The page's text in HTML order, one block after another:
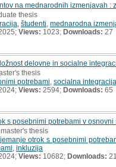
na mednarodnih izmenjavah :
thesis
študenti mednarodna
Views: 1023; Downloads: 27
delovne in socialne
thesis
potrebami socialna integracija
Views: 2594; Downloads: 65
s posebnimi potrebami v
thesis
otrok s posebnimi
inkluzija
Views: 10682; Downloads: